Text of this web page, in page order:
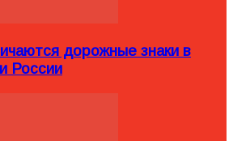
дорожные знаки в
России